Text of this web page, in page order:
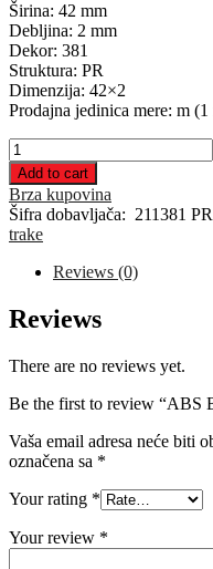
Širina: 42 mm
Debljina: 2 mm
Dekor: 381
Struktura: PR
Dimenzija: 42×2
Prodajna jedinica mere: m (1
ABS
Bukva
211381
PR
42x2
quantity
Add to cart
Brza kupovina
Šifra dobavljača: 211381 PR
trake
Reviews (0)
Reviews
There are no reviews yet.
Be the first to review “ABS
Vaša email adresa neće biti
označena sa *
Your rating *
Your review *